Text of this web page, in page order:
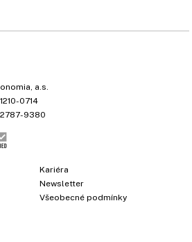
a.s.
0714
2787-9380
Kariéra
Newsletter
Všeobecné podmínky